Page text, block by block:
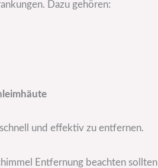
Dazu gehören:
und effektiv zu entfernen.
Entfernung beachten sollten